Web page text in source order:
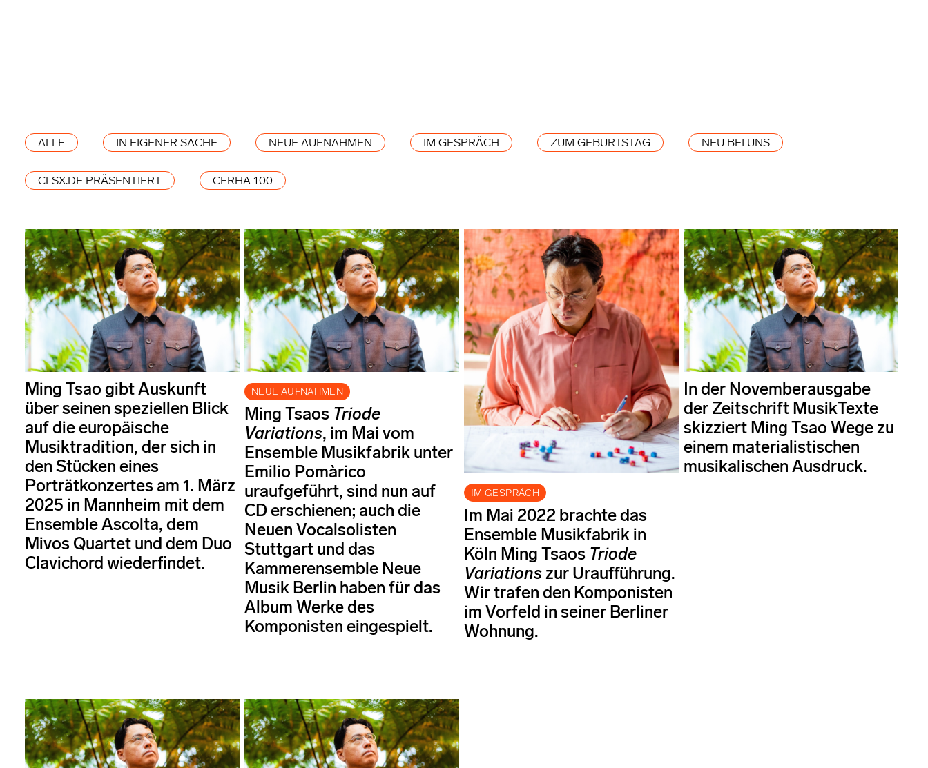
ALLE IN EIGENER SACHE NEUE AUFNAHMEN IM GESPRÄCH ZUM GEBURTSTAG NEU BEI UNS
CLSX.DE PRÄSENTIERT CERHA 100
Ming Tsao gibt Auskunft
über seinen speziellen Blick
auf die europäische
Musiktradition, der sich in
den Stücken eines
Porträtkonzertes am 1. März
2025 in Mannheim mit dem
Ensemble Ascolta, dem
Mivos Quartet und dem Duo
Clavichord wiederfindet.
NEUE AUFNAHMEN
Ming Tsaos Triode
Variations, im Mai vom
Ensemble Musikfabrik unter
Emilio Pomàrico
uraufgeführt, sind nun auf
CD erschienen; auch die
Neuen Vocalsolisten
Stuttgart und das
Kammerensemble Neue
Musik Berlin haben für das
Album Werke des
Komponisten eingespielt.
IM GESPRÄCH
Im Mai 2022 brachte das
Ensemble Musikfabrik in
Köln Ming Tsaos Triode
Variationszur Uraufführung.
Wir trafen den Komponisten
im Vorfeld in seiner Berliner
Wohnung.
In der Novemberausgabe
der Zeitschrift MusikTexte
skizziert Ming Tsao Wege zu
einem materialistischen
musikalischen Ausdruck.